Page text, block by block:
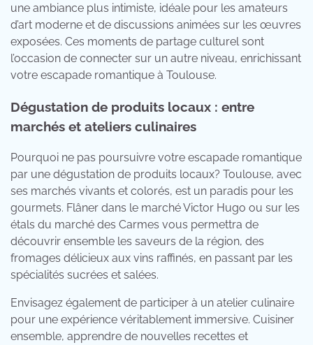
une ambiance plus intimiste, idéale pour les amateurs
d’art moderne et de discussions animées sur les œuvres
exposées. Ces moments de partage culturel sont
l’occasion de connecter sur un autre niveau, enrichissant
votre escapade romantique à Toulouse.
Dégustation de produits locaux : entre
marchés et ateliers culinaires
Pourquoi ne pas poursuivre votre escapade romantique
par une dégustation de produits locaux? Toulouse, avec
ses marchés vivants et colorés, est un paradis pour les
gourmets. Flâner dans le marché Victor Hugo ou sur les
étals du marché des Carmes vous permettra de
découvrir ensemble les saveurs de la région, des
fromages délicieux aux vins raffinés, en passant par les
spécialités sucrées et salées.
Envisagez également de participer à un atelier culinaire
pour une expérience véritablement immersive. Cuisiner
ensemble, apprendre de nouvelles recettes et